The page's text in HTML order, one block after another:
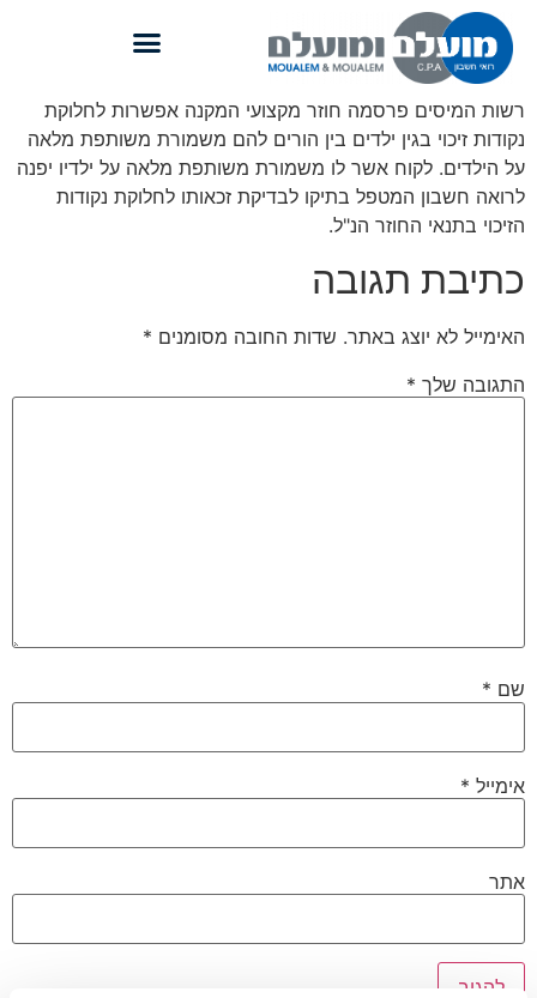
רשות המיסים פרסמה חוזר מקצועי המקנה אפשרות לחלוקת
נקודות זיכוי בגין ילדים בין הורים להם משמורת משותפת מלאה
על הילדים. לקוח אשר לו משמורת משותפת מלאה על ילדיו יפנה
לרואה חשבון המטפל בתיקו לבדיקת זכאותו לחלוקת נקודות
הזיכוי בתנאי החוזר הנ"ל.
כתיבת תגובה
האימייל לא יוצג באתר. שדות החובה מסומנים *
התגובה שלך *
שם *
אימייל *
אתר